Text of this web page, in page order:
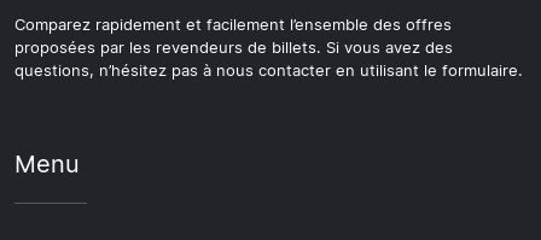
Comparez rapidement et facilement l’ensemble des offres
proposées par les revendeurs de billets. Si vous avez des
questions, n’hésitez pas à nous contacter en utilisant le formulaire.
Menu